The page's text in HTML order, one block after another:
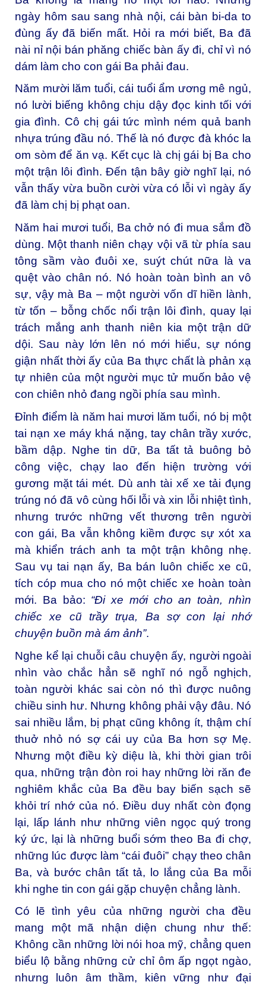
ngày hôm sau sang nhà nội, cái bàn bi-da to
đùng ấy đã biến mất. Hỏi ra mới biết, Ba đã
nài nỉ nội bán phăng chiếc bàn ấy đi, chỉ vì nó
dám làm cho con gái Ba phải đau.
Năm mười lăm tuổi, cái tuổi ẩm ương mê ngủ,
nó lười biếng không chịu dậy đọc kinh tối với
gia đình. Cô chị gái tức mình ném quả banh
nhựa trúng đầu nó. Thế là nó được đà khóc la
om sòm để ăn vạ. Kết cục là chị gái bị Ba cho
một trận lôi đình. Đến tận bây giờ nghĩ lại, nó
vẫn thấy vừa buồn cười vừa có lỗi vì ngày ấy
đã làm chị bị phạt oan.
Năm hai mươi tuổi, Ba chở nó đi mua sắm đồ
dùng. Một thanh niên chạy vội vã từ phía sau
tông sầm vào đuôi xe, suýt chút nữa là va
quệt vào chân nó. Nó hoàn toàn bình an vô
sự, vậy mà Ba – một người vốn dĩ hiền lành,
từ tốn – bỗng chốc nổi trận lôi đình, quay lại
trách mắng anh thanh niên kia một trận dữ
dội. Sau này lớn lên nó mới hiểu, sự nóng
giận nhất thời ấy của Ba thực chất là phản xạ
tự nhiên của một người mục tử muốn bảo vệ
con chiên nhỏ đang ngồi phía sau mình.
Đỉnh điểm là năm hai mươi lăm tuổi, nó bị một
tai nạn xe máy khá nặng, tay chân trầy xước,
bầm dập. Nghe tin dữ, Ba tất tả buông bỏ
công việc, chạy lao đến hiện trường với
gương mặt tái mét. Dù anh tài xế xe tải đụng
trúng nó đã vô cùng hối lỗi và xin lỗi nhiệt tình,
nhưng trước những vết thương trên người
con gái, Ba vẫn không kiềm được sự xót xa
mà khiển trách anh ta một trận không nhẹ.
Sau vụ tai nạn ấy, Ba bán luôn chiếc xe cũ,
tích cóp mua cho nó một chiếc xe hoàn toàn
mới. Ba bảo: “Đi xe mới cho an toàn, nhìn
chiếc xe cũ trầy trụa, Ba sợ con lại nhớ
chuyện buồn mà ám ảnh”.
Nghe kể lại chuỗi câu chuyện ấy, người ngoài
nhìn vào chắc hẳn sẽ nghĩ nó ngỗ nghịch,
toàn người khác sai còn nó thì được nuông
chiều sinh hư. Nhưng không phải vậy đâu. Nó
sai nhiều lắm, bị phạt cũng không ít, thậm chí
thuở nhỏ nó sợ cái uy của Ba hơn sợ Mẹ.
Nhưng một điều kỳ diệu là, khi thời gian trôi
qua, những trận đòn roi hay những lời răn đe
nghiêm khắc của Ba đều bay biến sạch sẽ
khỏi trí nhớ của nó. Điều duy nhất còn đọng
lại, lấp lánh như những viên ngọc quý trong
ký ức, lại là những buổi sớm theo Ba đi chợ,
những lúc được làm “cái đuôi” chạy theo chân
Ba, và bước chân tất tả, lo lắng của Ba mỗi
khi nghe tin con gái gặp chuyện chẳng lành.
Có lẽ tình yêu của những người cha đều
mang một mã nhận diện chung như thế:
Không cần những lời nói hoa mỹ, chẳng quen
biểu lộ bằng những cử chỉ ôm ấp ngọt ngào,
nhưng luôn âm thầm, kiên vững như đại